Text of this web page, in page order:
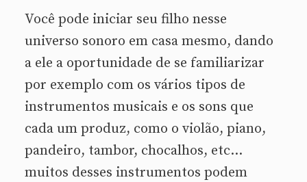
Você pode iniciar seu filho nesse
universo sonoro em casa mesmo, dando
a ele a oportunidade de se familiarizar
por exemplo com os vários tipos de
instrumentos musicais e os sons que
cada um produz, como o violão, piano,
pandeiro, tambor, chocalhos, etc…
muitos desses instrumentos podem